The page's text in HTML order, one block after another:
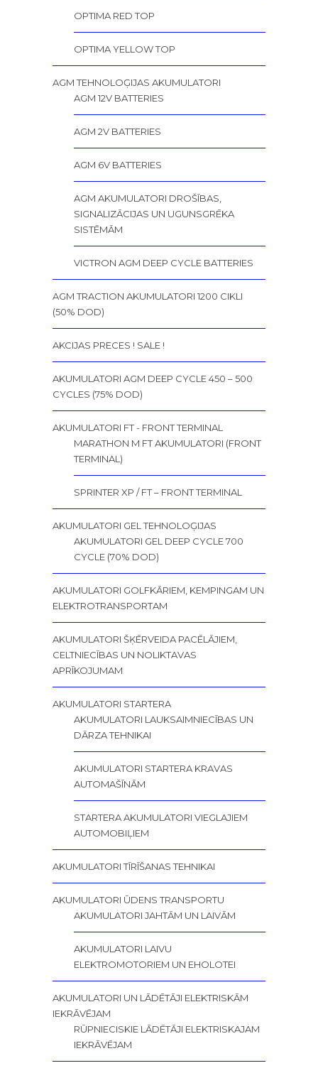
OPTIMA RED TOP
OPTIMA YELLOW TOP
AGM TEHNOLOĢIJAS AKUMULATORI
AGM 12V BATTERIES
AGM 2V BATTERIES
AGM 6V BATTERIES
AGM AKUMULATORI DROŠĪBAS,
SIGNALIZĀCIJAS UN UGUNSGRĒKA
SISTĒMĀM
VICTRON AGM DEEP CYCLE BATTERIES
AGM TRACTION AKUMULATORI 1200 CIKLI
(50% DOD)
AKCIJAS PRECES ! SALE !
AKUMULATORI AGM DEEP CYCLE 450 – 500
CYCLES (75% DOD)
AKUMULATORI FT - FRONT TERMINAL
MARATHON M FT AKUMULATORI (FRONT
TERMINAL)
SPRINTER XP / FT – FRONT TERMINAL
AKUMULATORI GEL TEHNOLOĢIJAS
AKUMULATORI GEL DEEP CYCLE 700
CYCLE (70% DOD)
AKUMULATORI GOLFKĀRIEM, KEMPINGAM UN
ELEKTROTRANSPORTAM
AKUMULATORI ŠĶĒRVEIDA PACĒLĀJIEM,
CELTNIECĪBAS UN NOLIKTAVAS
APRĪKOJUMAM
AKUMULATORI STARTERA
AKUMULATORI LAUKSAIMNIECĪBAS UN
DĀRZA TEHNIKAI
AKUMULATORI STARTERA KRAVAS
AUTOMAŠĪNĀM
STARTERA AKUMULATORI VIEGLAJIEM
AUTOMOBIĻIEM
AKUMULATORI TĪRĪŠANAS TEHNIKAI
AKUMULATORI ŪDENS TRANSPORTU
AKUMULATORI JAHTĀM UN LAIVĀM
AKUMULATORI LAIVU
ELEKTROMOTORIEM UN EHOLOTEI
AKUMULATORI UN LĀDĒTĀJI ELEKTRISKĀM
IEKRĀVĒJAM
RŪPNIECISKIE LĀDĒTĀJI ELEKTRISKAJAM
IEKRĀVĒJAM